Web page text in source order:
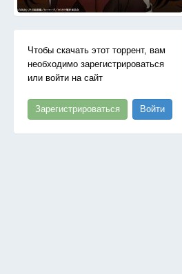
Чтобы скачать этот торрент, вам
необходимо зарегистрироваться
или войти на сайт
Зарегистрироваться Войти